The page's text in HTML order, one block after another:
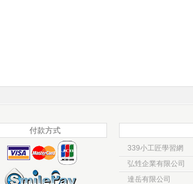
付款方式
339小工匠學習網
弘甡企業有限公司
達岳有限公司